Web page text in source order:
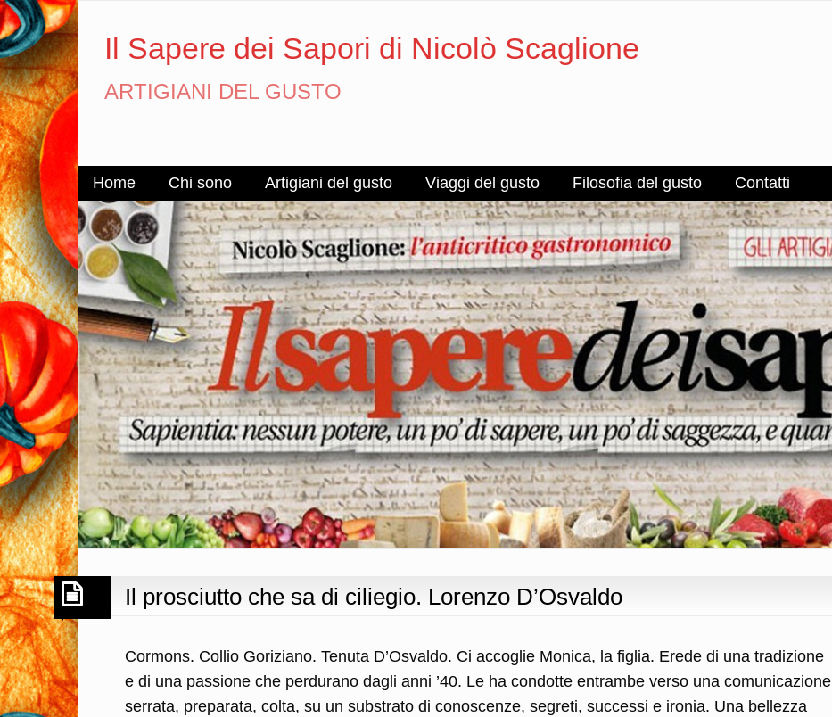
Il Sapere dei Sapori di Nicolò Scaglione
ARTIGIANI DEL GUSTO
Home Chi sono Artigiani del gusto Viaggi del gusto Filosofia del gusto Contatti
Il prosciutto che sa di ciliegio. Lorenzo D’Osvaldo
Cormons. Collio Goriziano. Tenuta D’Osvaldo. Ci accoglie Monica, la figlia. Erede di una tradizione
e di una passione che perdurano dagli anni ’40. Le ha condotte entrambe verso una comunicazione
serrata, preparata, colta, su un substrato di conoscenze, segreti, successi e ironia. Una bellezza